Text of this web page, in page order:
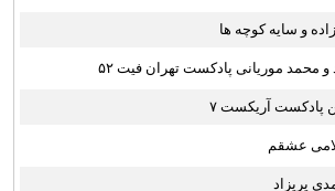
و سایه کوچه ها
و محمد موریانی پادکست تهران فیت ۵۲
پادکست آریکست ۷
عشقم
پریزاد